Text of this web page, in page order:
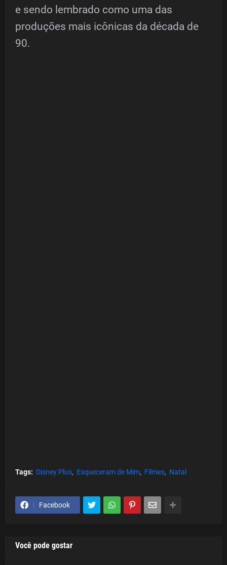
e sendo lembrado como uma das
produções mais icônicas da década de
90.
Tags: Disney Plus Esqueceram de Mim Filmes Natal
Facebook
Você pode gostar